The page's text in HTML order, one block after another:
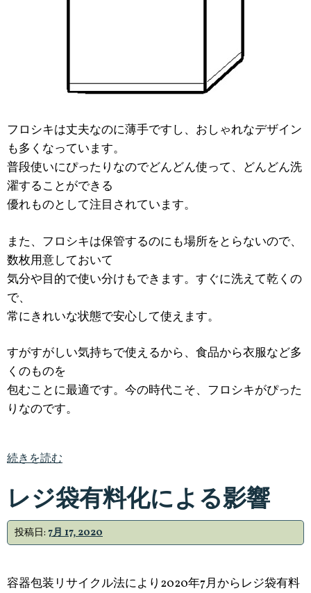
フロシキは丈夫なのに薄手ですし、おしゃれなデザイン
も多くなっています。
普段使いにぴったりなのでどんどん使って、どんどん洗
濯することができる
優れものとして注目されています。
また、フロシキは保管するのにも場所をとらないので、
数枚用意しておいて
気分や目的で使い分けもできます。すぐに洗えて乾くの
で、
常にきれいな状態で安心して使えます。
すがすがしい気持ちで使えるから、食品から衣服など多
くのものを
包むことに最適です。今の時代こそ、フロシキがぴった
りなのです。
続きを読む
レジ袋有料化による影響
投稿日: 7月 17, 2020
容器包装リサイクル法により2020年7月からレジ袋有料